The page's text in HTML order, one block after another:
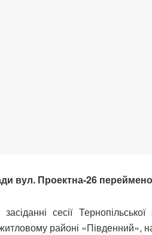
вул. Проектна-26
сесії
районі «Південний»,